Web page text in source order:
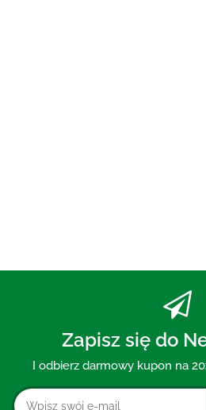
Zapisz się do
I odbierz darmowy kupon na